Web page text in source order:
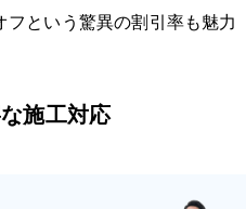
フという驚異の割引率も魅力
施工対応